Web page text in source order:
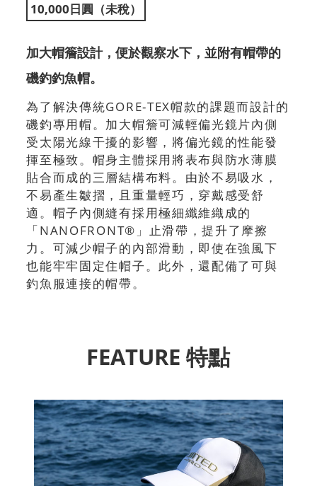
10,000日圓（未稅）
加大帽簷設計，便於觀察水下，並附有帽帶的
磯釣釣魚帽。
為了解決傳統GORE-TEX帽款的課題而設計的
磯釣專用帽。加大帽簷可減輕偏光鏡片內側
受太陽光線干擾的影響，將偏光鏡的性能發
揮至極致。帽身主體採用將表布與防水薄膜
貼合而成的三層結構布料。由於不易吸水，
不易產生皺摺，且重量輕巧，穿戴感受舒
適。帽子內側縫有採用極細纖維織成的
「NANOFRONT®」止滑帶，提升了摩擦
力。可減少帽子的內部滑動，即使在強風下
也能牢牢固定住帽子。此外，還配備了可與
釣魚服連接的帽帶。
FEATURE 特點